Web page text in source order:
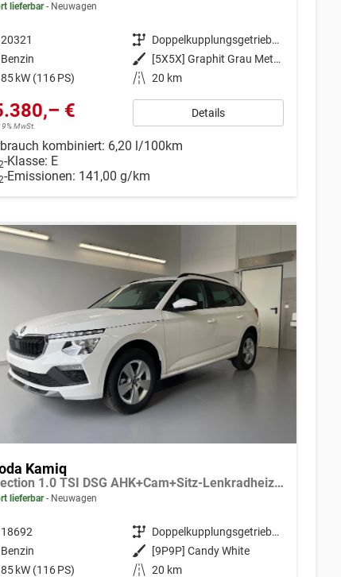
lieferbar Neuwagen
20321 Getriebe
Doppelkupplungsgetriebe (DSG)
Benzin Außenfarbe
[5X5X] Graphit Grau Metallic
85 kW (116 PS) Kilometerstand 20 km
€
MwSt.
Details
kombiniert: 6,20 l/100km
-Klasse: E
-Emissionen: 141,00 g/km
Kamiq
Selection 1.0 TSI DSG AHK+Cam+Sitz-Lenkradheiz+Sunset+Kessy+AppConnect+Alu16
lieferbar Neuwagen
18692 Getriebe
Doppelkupplungsgetriebe (DSG)
Benzin Außenfarbe
[9P9P] Candy White
85 kW (116 PS) Kilometerstand 20 km